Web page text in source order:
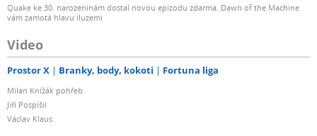
Quake ke 30. narozeninám dostal novou epizodu zdarma. Dawn of the Machine
vám zamotá hlavu iluzemi
Video
Prostor X Branky, body, kokoti Fortuna liga
Milan Knížák pohřeb
Jiří Pospíšil
Václav Klaus